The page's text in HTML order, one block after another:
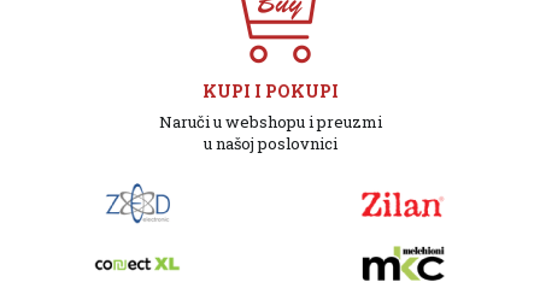
KUPI I POKUPI
Naruči u webshopu i preuzmi
u našoj poslovnici